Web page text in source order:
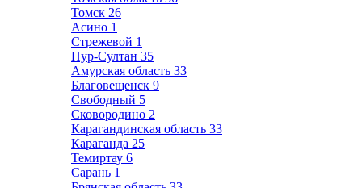
Томск 26
Асино 1
Стрежевой 1
Нур-Султан 35
Амурская область 33
Благовещенск 9
Свободный 5
Сковородино 2
Карагандинская область 33
Караганда 25
Темиртау 6
Сарань 1